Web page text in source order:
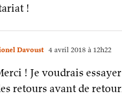
!
Davoust 4 avril 2018 à 12h22
! Je voudrais
retours avant de